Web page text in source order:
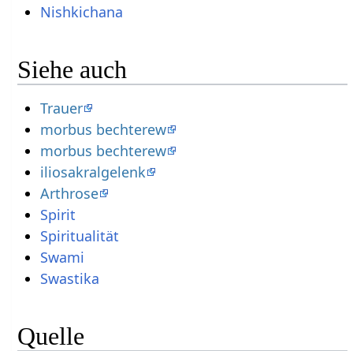
Nishkichana
Siehe auch
Trauer
morbus bechterew
morbus bechterew
iliosakralgelenk
Arthrose
Spirit
Spiritualität
Swami
Swastika
Quelle